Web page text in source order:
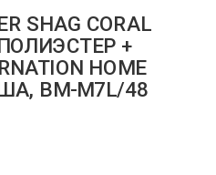
SHAG CORAL
+
HOME
BM-M7L/48